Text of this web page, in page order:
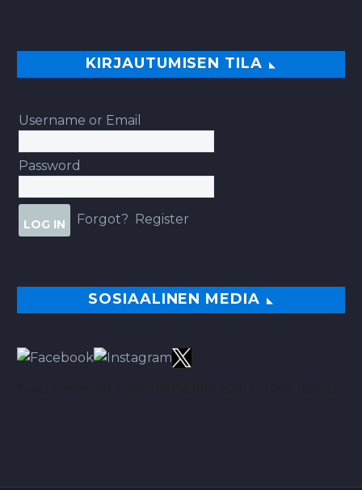
KIRJAUTUMISEN TILA
Username or Email
Password
Forgot? Register
SOSIAALINEN MEDIA